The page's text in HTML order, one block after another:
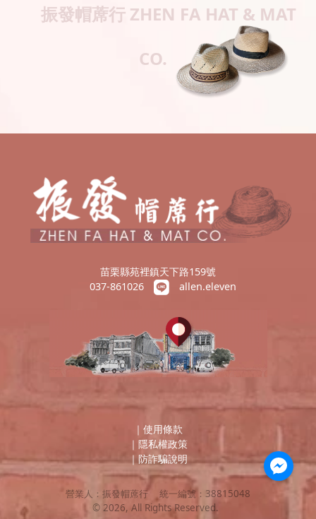
振發帽蓆行 ZHEN FA HAT & MAT
CO.
苗栗縣苑裡鎮天下路159號
037-861026
allen.eleven
｜ 使用條款
｜ 隱私權政策
｜防詐騙說明
營業人： 振發帽蓆行 統一編號： 38815048
© 2026, All Rights Reserved.